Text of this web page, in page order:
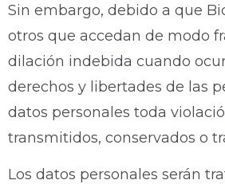
Sin embargo, debido a que
otros que accedan de modo
dilación indebida cuando
derechos y libertades de las
datos personales toda
transmitidos, conservados o
Los datos personales serán